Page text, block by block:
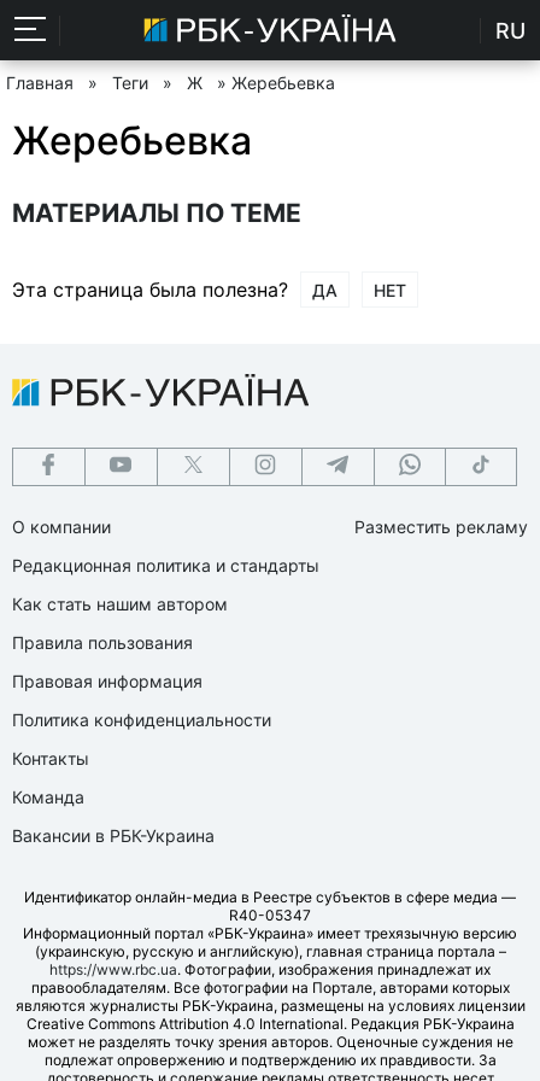
RU
Главная » Теги » Ж » Жеребьевка
Жеребьевка
МАТЕРИАЛЫ ПО ТЕМЕ
Эта страница была полезна? ДА НЕТ
О компании
Редакционная политика и стандарты
Как стать нашим автором
Правила пользования
Правовая информация
Политика конфиденциальности
Контакты
Команда
Вакансии в РБК-Украина
Разместить рекламу
Идентификатор онлайн-медиа в Реестре субъектов в сфере медиа —
R40-05347
Информационный портал «РБК-Украина» имеет трехязычную версию
(украинскую, русскую и английскую), главная страница портала –
https://www.rbc.ua. Фотографии, изображения принадлежат их
правообладателям. Все фотографии на Портале, авторами которых
являются журналисты РБК-Украина, размещены на условиях лицензии
Creative Commons Attribution 4.0 International. Редакция РБК-Украина
может не разделять точку зрения авторов. Оценочные суждения не
подлежат опровержению и подтверждению их правдивости. За